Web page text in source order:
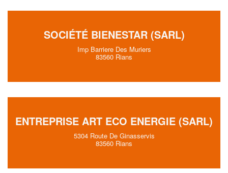
SOCIÉTÉ BIENESTAR (SARL)
Imp Barriere Des Muriers
83560 Rians
ENTREPRISE ART ECO ENERGIE (SARL)
5304 Route De Ginasservis
83560 Rians